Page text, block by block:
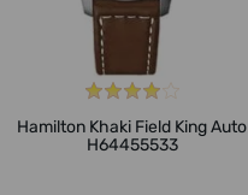
Hamilton Khaki Field King Auto
H64455533